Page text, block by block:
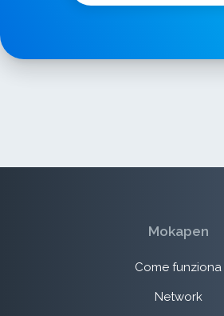
Mokapen
Come funziona
Network